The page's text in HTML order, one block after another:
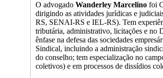
O advogado Wanderley Marcelino foi
dirigindo as atividades jurídicas e
RS, SENAI-RS e IEL-RS). Tem
tributária, administrativo, licitações e no
ênfase na defesa das sociedades
Sindical, incluindo a administração
do conselho; tem especialização no
coletivos) e em processos de dissídios